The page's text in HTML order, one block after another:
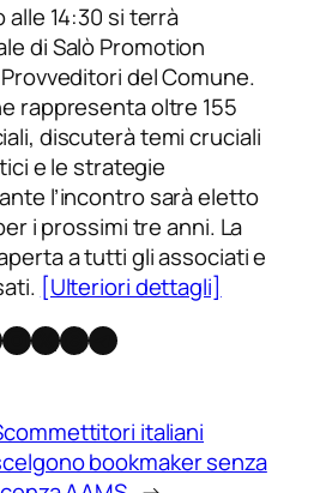
alle 14:30 si terrà
di Salò Promotion
del Comune.
rappresenta oltre 155
discuterà temi cruciali
e le strategie
l’incontro sarà eletto
i prossimi tre anni. La
a tutti gli associati e
[Ulteriori dettagli]
Instagram
X Threads
Telegram
italiani
bookmaker senza